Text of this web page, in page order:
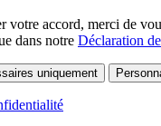
votre accord, merci de
dans notre Déclaration
uniquement